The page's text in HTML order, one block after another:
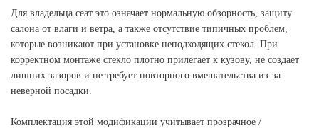
Для владельца сеат это означает нормальную обзорность, защиту
салона от влаги и ветра, а также отсутствие типичных проблем,
которые возникают при установке неподходящих стекол. При
корректном монтаже стекло плотно прилегает к кузову, не создает
лишних зазоров и не требует повторного вмешательства из-за
неверной посадки.
Комплектация этой модификации учитывает прозрачное /